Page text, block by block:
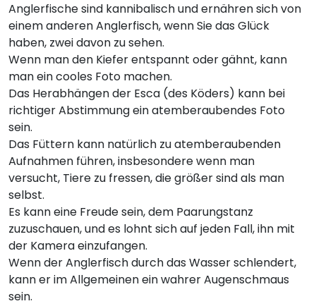
Anglerfische sind kannibalisch und ernähren sich von
einem anderen Anglerfisch, wenn Sie das Glück
haben, zwei davon zu sehen.
Wenn man den Kiefer entspannt oder gähnt, kann
man ein cooles Foto machen.
Das Herabhängen der Esca (des Köders) kann bei
richtiger Abstimmung ein atemberaubendes Foto
sein.
Das Füttern kann natürlich zu atemberaubenden
Aufnahmen führen, insbesondere wenn man
versucht, Tiere zu fressen, die größer sind als man
selbst.
Es kann eine Freude sein, dem Paarungstanz
zuzuschauen, und es lohnt sich auf jeden Fall, ihn mit
der Kamera einzufangen.
Wenn der Anglerfisch durch das Wasser schlendert,
kann er im Allgemeinen ein wahrer Augenschmaus
sein.